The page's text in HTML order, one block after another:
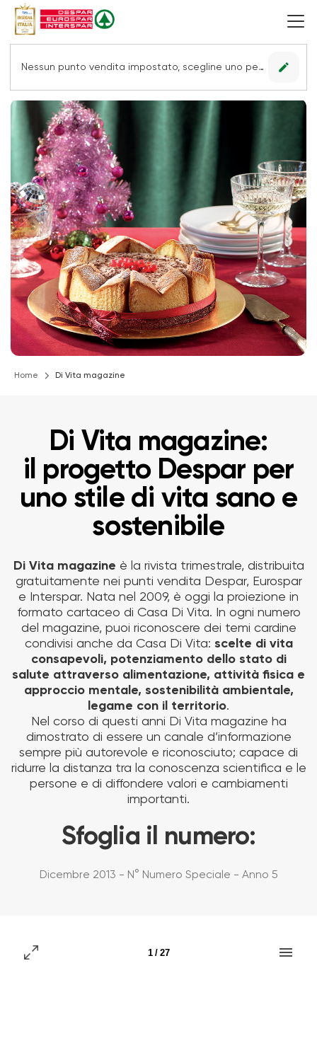
Nessun punto vendita impostato, scegline uno per vedere le offerte. edit
Home Di Vita magazine
Di Vita magazine:
il progetto Despar per
uno stile di vita sano e
sostenibile
Di Vita magazine è la rivista trimestrale, distribuita
gratuitamente nei punti vendita Despar, Eurospar
e Interspar. Nata nel 2009, è oggi la proiezione in
formato cartaceo di Casa Di Vita. In ogni numero
del magazine, puoi riconoscere dei temi cardine
condivisi anche da Casa Di Vita: scelte di vita
consapevoli, potenziamento dello stato di
salute attraverso alimentazione, attività fisica e
approccio mentale, sostenibilità ambientale,
legame con il territorio.
Nel corso di questi anni Di Vita magazine ha
dimostrato di essere un canale d’informazione
sempre più autorevole e riconosciuto; capace di
ridurre la distanza tra la conoscenza scientifica e le
persone e di diffondere valori e cambiamenti
importanti.
Sfoglia il numero:
Dicembre 2013 - N° Numero Speciale - Anno 5